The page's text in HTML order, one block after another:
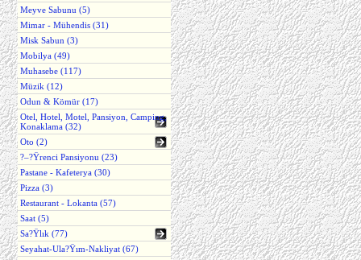
Meyve Sabunu (5)
Mimar - Mühendis (31)
Misk Sabun (3)
Mobilya (49)
Muhasebe (117)
Müzik (12)
Odun & Kömür (17)
Otel, Hotel, Motel, Pansiyon, Camping,
Konaklama (32)
Oto (2)
?–?Ÿrenci Pansiyonu (23)
Pastane - Kafeterya (30)
Pizza (3)
Restaurant - Lokanta (57)
Saat (5)
Sa?Ÿlık (77)
Seyahat-Ula?Ÿım-Nakliyat (67)